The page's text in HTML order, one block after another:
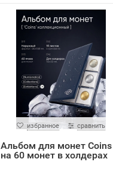
избранное сравнить
Альбом для монет Coins
на 60 монет в холдерах